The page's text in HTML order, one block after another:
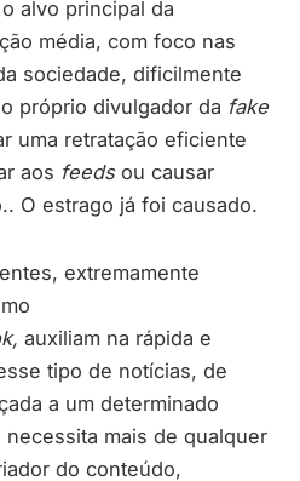
alvo principal da
média, com foco nas
sociedade, dificilmente
próprio divulgador da fake
uma retratação eficiente
aos feeds ou causar
O estrago já foi causado.
extremamente
auxiliam na rápida e
tipo de notícias, de
a um determinado
mais de qualquer
do conteúdo,